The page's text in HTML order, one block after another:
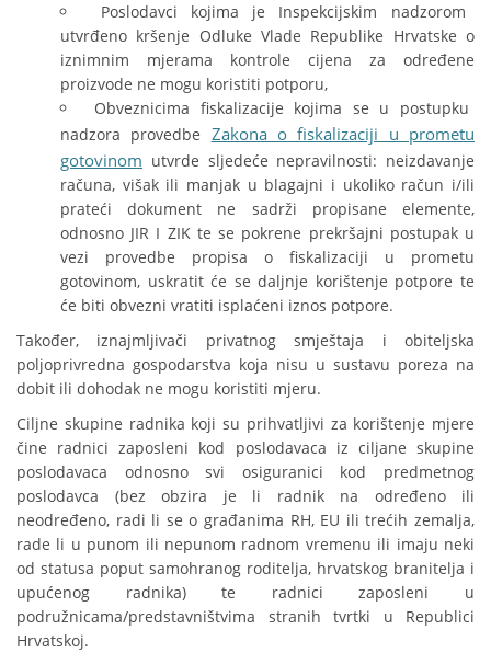
Poslodavci kojima je Inspekcijskim nadzorom
utvrđeno kršenje Odluke Vlade Republike Hrvatske o
iznimnim mjerama kontrole cijena za određene
proizvode ne mogu koristiti potporu,
Obveznicima fiskalizacije kojima se u postupku
nadzora provedbe Zakona o fiskalizaciji u prometu
gotovinom utvrde sljedeće nepravilnosti: neizdavanje
računa, višak ili manjak u blagajni i ukoliko račun i/ili
prateći dokument ne sadrži propisane elemente,
odnosno JIR I ZIK te se pokrene prekršajni postupak u
vezi provedbe propisa o fiskalizaciji u prometu
gotovinom, uskratit će se daljnje korištenje potpore te
će biti obvezni vratiti isplaćeni iznos potpore.
Također, iznajmljivači privatnog smještaja i obiteljska
poljoprivredna gospodarstva koja nisu u sustavu poreza na
dobit ili dohodak ne mogu koristiti mjeru.
Ciljne skupine radnika koji su prihvatljivi za korištenje mjere
čine radnici zaposleni kod poslodavaca iz ciljane skupine
poslodavaca odnosno svi osiguranici kod predmetnog
poslodavca (bez obzira je li radnik na određeno ili
neodređeno, radi li se o građanima RH, EU ili trećih zemalja,
rade li u punom ili nepunom radnom vremenu ili imaju neki
od statusa poput samohranog roditelja, hrvatskog branitelja i
upućenog radnika) te radnici zaposleni u
podružnicama/predstavništvima stranih tvrtki u Republici
Hrvatskoj.